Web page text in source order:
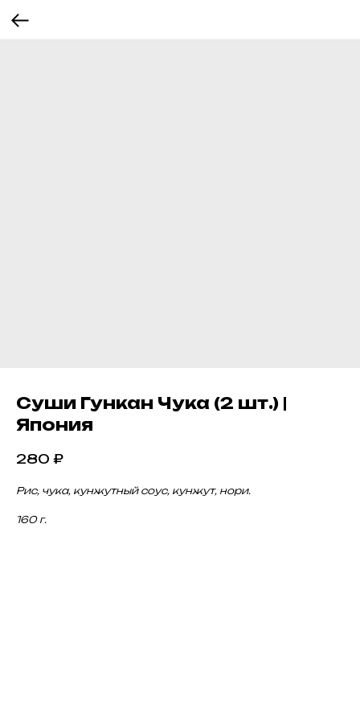
Суши Гункан Чука (2 шт.) |
Япония
280 ₽
Рис, чука, кунжутный соус, кунжут, нори.
160 г.